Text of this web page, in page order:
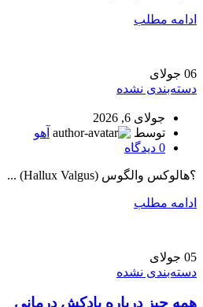
ادامه مطلب
06 جولای
دسته‌بندی نشده
جولای 6, 2026
توسط
آهو
0 دیدگاه
؟هالوکس والگوس (Hallux Valgus) ...
ادامه مطلب
05 جولای
دسته‌بندی نشده
همه چیز درباره بادکش درمانی